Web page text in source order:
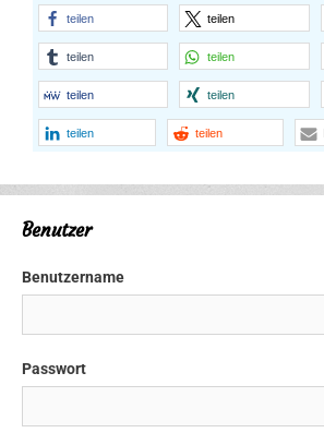
teilen teilen
teilen teilen
teilen teilen
teilen teilen
Benutzer
Benutzername
Passwort